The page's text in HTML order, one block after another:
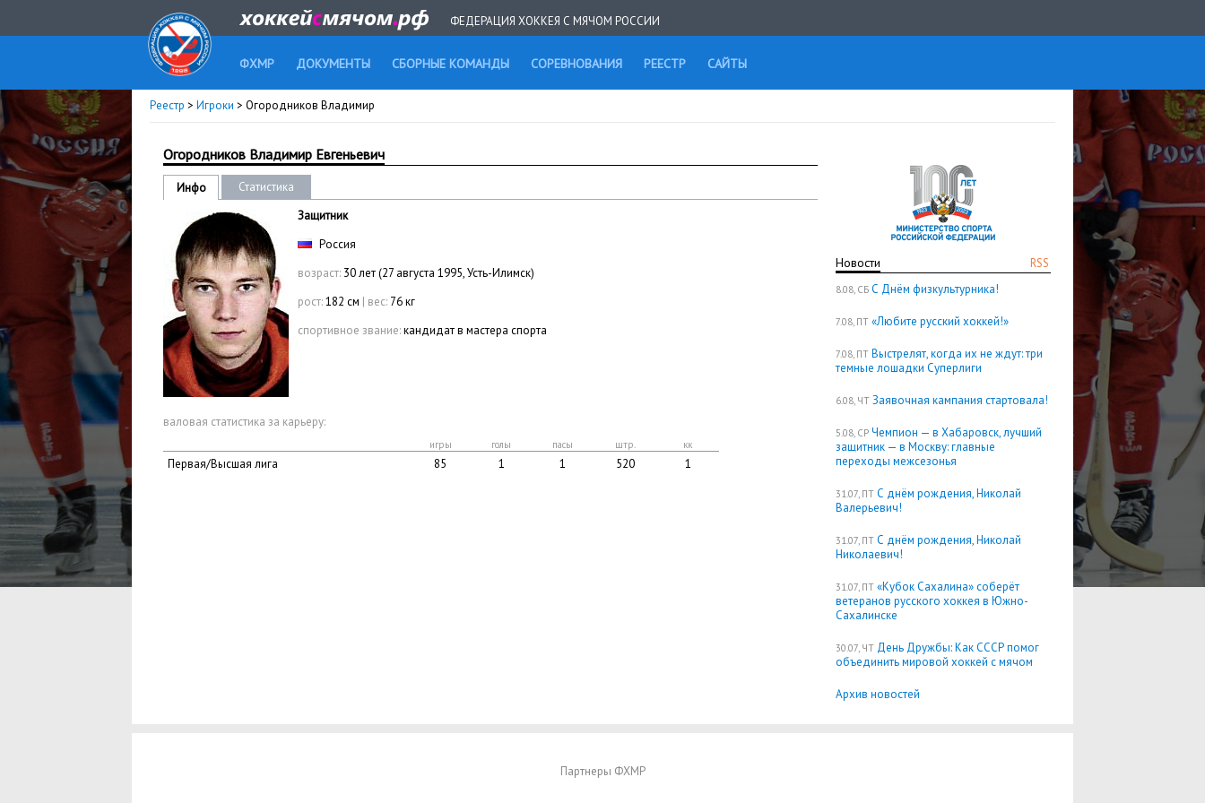
ФЕДЕРАЦИЯ ХОККЕЯ С МЯЧОМ РОССИИ
ФХМР ДОКУМЕНТЫ СБОРНЫЕ КОМАНДЫ СОРЕВНОВАНИЯ РЕЕСТР САЙТЫ
Реестр > Игроки > Огородников Владимир
RSS
Новости
8.08, СБ С Днём физкультурника!
7.08, ПТ «Любите русский хоккей!»
7.08, ПТ Выстрелят, когда их не ждут: три
темные лошадки Суперлиги
6.08, ЧТ Заявочная кампания стартовала!
5.08, СР Чемпион — в Хабаровск, лучший
защитник — в Москву: главные
переходы межсезонья
31.07, ПТ С днём рождения, Николай
Валерьевич!
31.07, ПТ С днём рождения, Николай
Николаевич!
31.07, ПТ «Кубок Сахалина» соберёт
ветеранов русского хоккея в Южно-
Сахалинске
30.07, ЧТ День Дружбы: Как СССР помог
объединить мировой хоккей с мячом
Архив новостей
Огородников Владимир Евгеньевич
Инфо
Статистика
Защитник
Россия
возраст: 30 лет (27 августа 1995, Усть-Илимск)
рост:182 см | вес: 76 кг
спортивное звание:кандидат в мастера спорта
валовая статистика за карьеру:
игры голы пасы штр. кк
Первая/Высшая лига 85 1 1 520 1
Партнеры ФХМР